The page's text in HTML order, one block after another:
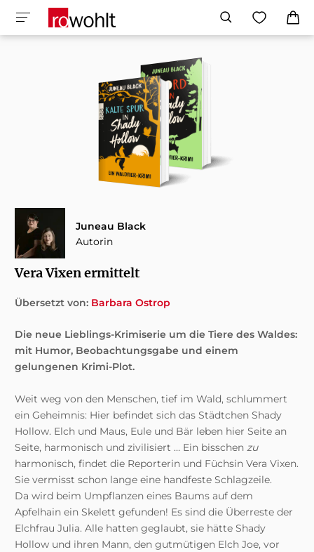
Juneau Black
Autorin
Vera Vixen ermittelt
Übersetzt von: Barbara Ostrop
Die neue Lieblings-Krimiserie um die Tiere des Waldes:
mit Humor, Beobachtungsgabe und einem
gelungenen Krimi-Plot.
Weit weg von den Menschen, tief im Wald, schlummert
ein Geheimnis: Hier befindet sich das Städtchen Shady
Hollow. Elch und Maus, Eule und Bär leben hier Seite an
Seite, harmonisch und zivilisiert … Ein bisschen zu
harmonisch, findet die Reporterin und Füchsin Vera Vixen.
Sie vermisst schon lange eine handfeste Schlagzeile.
Da wird beim Umpflanzen eines Baums auf dem
Apfelhain ein Skelett gefunden! Es sind die Überreste der
Elchfrau Julia. Alle hatten geglaubt, sie hätte Shady
Hollow und ihren Mann, den gutmütigen Elch Joe, vor